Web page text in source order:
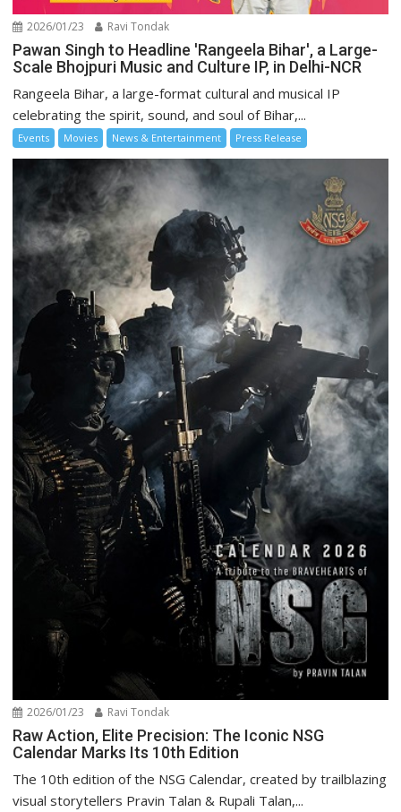
2026/01/23 Ravi Tondak
Pawan Singh to Headline 'Rangeela Bihar', a Large-
Scale Bhojpuri Music and Culture IP, in Delhi-NCR
Rangeela Bihar, a large-format cultural and musical IP
celebrating the spirit, sound, and soul of Bihar,...
Events Movies News & Entertainment Press Release
2026/01/23 Ravi Tondak
Raw Action, Elite Precision: The Iconic NSG
Calendar Marks Its 10th Edition
The 10th edition of the NSG Calendar, created by trailblazing
visual storytellers Pravin Talan & Rupali Talan,...